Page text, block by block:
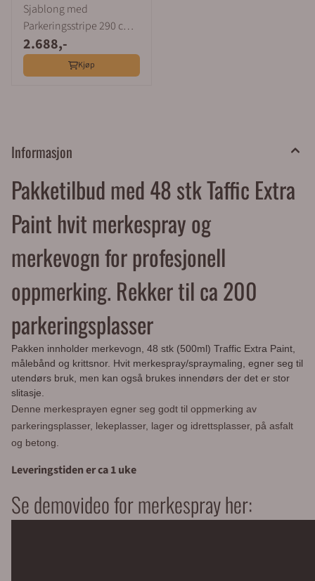
Sjablong med
Parkeringsstripe 290 cm +
2 stk merkespray
2.688,-
Kjøp
Informasjon
Pakketilbud med 48 stk Taffic Extra
Paint hvit merkespray og
merkevogn for profesjonell
oppmerking. Rekker til ca 200
parkeringsplasser
Pakken innholder merkevogn, 48 stk (500ml) Traffic Extra Paint,
målebånd og krittsnor. Hvit merkespray/spraymaling, egner seg til
utendørs bruk, men kan også brukes innendørs der det er stor
slitasje.
Denne merkesprayen egner seg godt til oppmerking av
parkeringsplasser, lekeplasser, lager og idrettsplasser, på asfalt
og betong.
Leveringstiden er ca 1 uke
Se demovideo for merkespray her: